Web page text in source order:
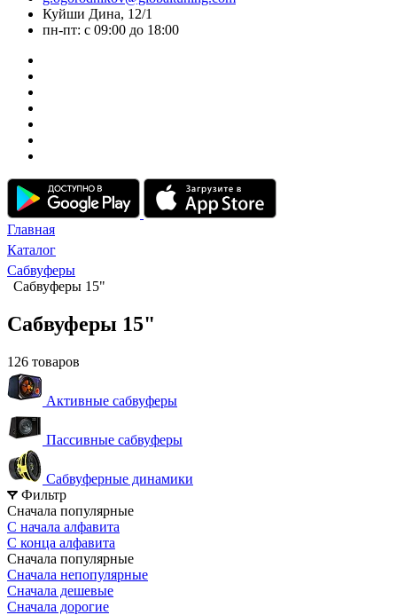
Куйши Дина, 12/1
пн-пт: с 09:00 до 18:00
Главная
Каталог
Сабвуферы
Сабвуферы 15"
Сабвуферы 15"
126 товаров
Активные сабвуферы
Пассивные сабвуферы
Сабвуферные динамики
Фильтр
Сначала популярные
С начала алфавита
С конца алфавита
Сначала популярные
Сначала непопулярные
Сначала дешевые
Сначала дорогие